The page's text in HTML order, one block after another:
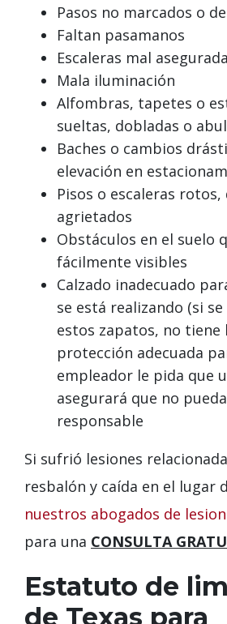
Pasos no marcados o
Faltan pasamanos
Escaleras mal
Mala iluminación
Alfombras, tapetes o
sueltas, dobladas o
Baches o cambios
elevación en
Pisos o escaleras
agrietados
Obstáculos en el suelo
fácilmente visibles
Calzado inadecuado
se está realizando (si
estos zapatos, no tiene
protección adecuada
empleador le pida que
asegurará que no
responsable
Si sufrió lesiones
resbalón y caída en el lugar
nuestros abogados de
para una CONSULTA
Estatuto de
de Texas para